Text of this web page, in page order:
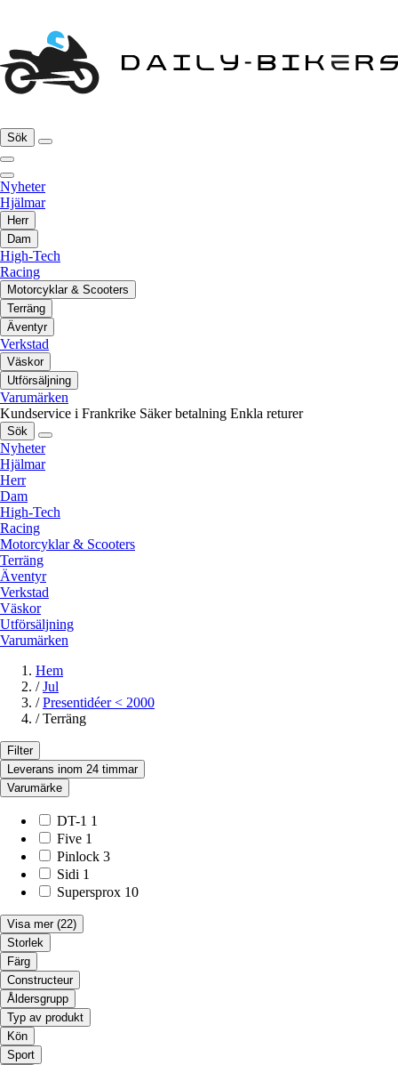
Sök
Nyheter
Hjälmar
Herr
Dam
High-Tech
Racing
Motorcyklar & Scooters
Terräng
Äventyr
Verkstad
Väskor
Utförsäljning
Varumärken
Kundservice i Frankrike Säker betalning Enkla returer
Sök
Nyheter
Hjälmar
Herr
Dam
High-Tech
Racing
Motorcyklar & Scooters
Terräng
Äventyr
Verkstad
Väskor
Utförsäljning
Varumärken
Hem
/ Jul
/ Presentidéer < 2000
/ Terräng
Filter
Leverans inom 24 timmar
Varumärke
DT-1 1
Five 1
Pinlock 3
Sidi 1
Supersprox 10
Visa mer (22)
Storlek
Färg
Constructeur
Åldersgrupp
Typ av produkt
Kön
Sport